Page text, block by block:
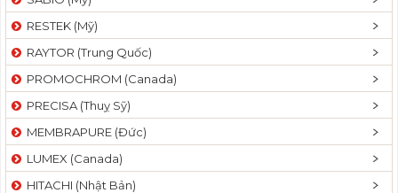
RESTEK (Mỹ)
RAYTOR (Trung Quốc)
PROMOCHROM (Canada)
PRECISA (Thuỵ Sỹ)
MEMBRAPURE (Đức)
LUMEX (Canada)
HITACHI (Nhật Bản)